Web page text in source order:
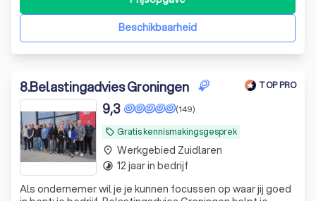
Beschikbaarheid
8.Belastingadvies Groningen TOP PRO
local_offer Gratis kennismakingsgesprek
(149)
9,3
Als ondernemer wil je je kunnen focussen op waar jij goed
place Werkgebied Zuidlaren
timelapse 12 jaar in bedrijf